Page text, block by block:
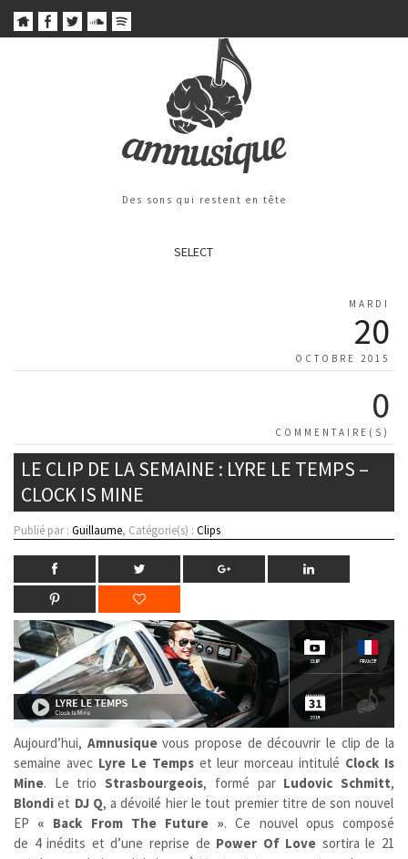
Des sons qui restent en tête
SELECT
MARDI
20
OCTOBRE 2015
0
COMMENTAIRE(S)
LE CLIP DE LA SEMAINE : LYRE LE TEMPS –
CLOCK IS MINE
Publié par : Guillaume, Catégorie(s) : Clips
Aujourd’hui, Amnusiquevous propose de découvrir le clip de la
semaine avec Lyre Le Tempset leur morceau intitulé Clock Is
Mine. Le trioStrasbourgeois, formé par Ludovic Schmitt,
Blondiet DJ Q, a dévoilé hier le tout premier titre de son nouvel
EP « Back From The Future ». Ce nouvel opus composé
de 4 inédits et d’une reprise de Power Of Love sortira le 21